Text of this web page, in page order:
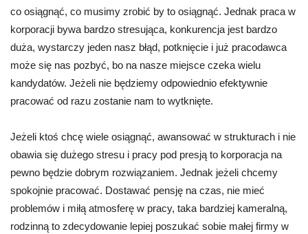
co osiągnąć, co musimy zrobić by to osiągnąć. Jednak praca w
korporacji bywa bardzo stresująca, konkurencja jest bardzo
duża, wystarczy jeden nasz błąd, potknięcie i już pracodawca
może się nas pozbyć, bo na nasze miejsce czeka wielu
kandydatów. Jeżeli nie będziemy odpowiednio efektywnie
pracować od razu zostanie nam to wytknięte.
Jeżeli ktoś chcę wiele osiągnąć, awansować w strukturach i nie
obawia się dużego stresu i pracy pod presją to korporacja na
pewno będzie dobrym rozwiązaniem. Jednak jeżeli chcemy
spokojnie pracować. Dostawać pensję na czas, nie mieć
problemów i miłą atmosferę w pracy, taka bardziej kameralną,
rodzinną to zdecydowanie lepiej poszukać sobie małej firmy w